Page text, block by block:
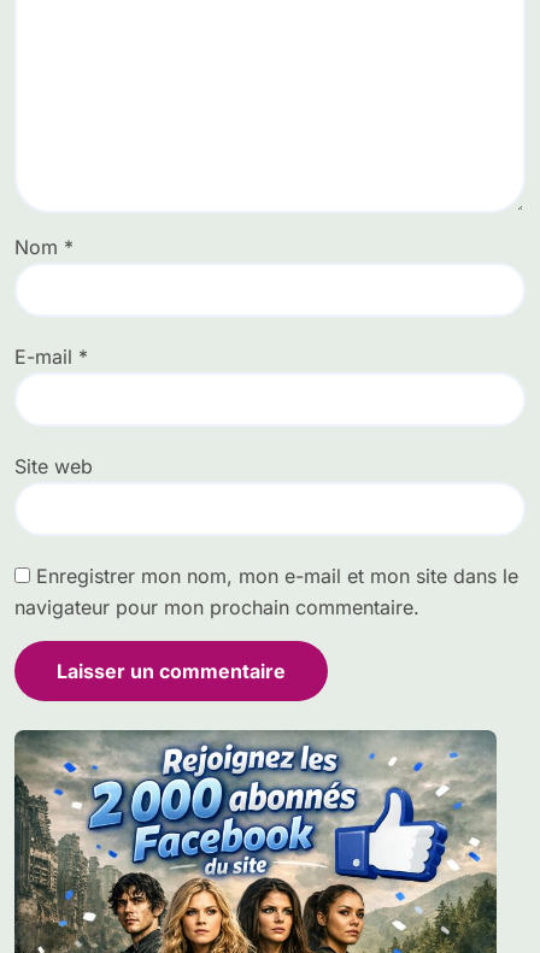
Nom *
E-mail *
Site web
Enregistrer mon nom, mon e-mail et mon site dans le
navigateur pour mon prochain commentaire.